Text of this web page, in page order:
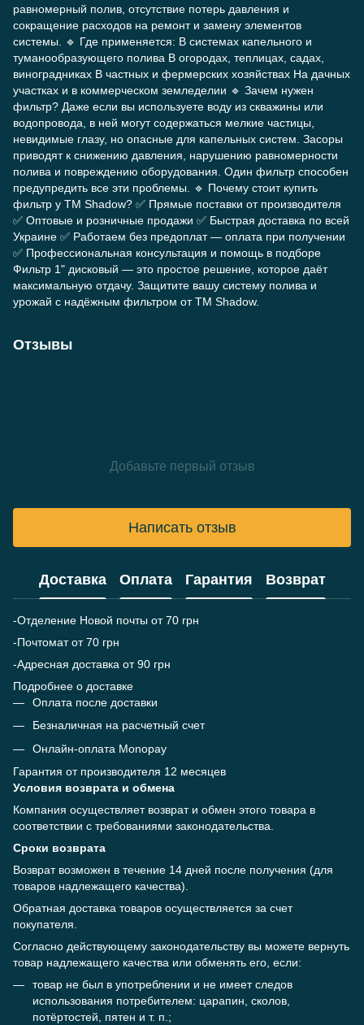
равномерный полив, отсутствие потерь давления и
сокращение расходов на ремонт и замену элементов
системы. 🔹 Где применяется: В системах капельного и
туманообразующего полива В огородах, теплицах, садах,
виноградниках В частных и фермерских хозяйствах На дачных
участках и в коммерческом земледелии 🔹 Зачем нужен
фильтр? Даже если вы используете воду из скважины или
водопровода, в ней могут содержаться мелкие частицы,
невидимые глазу, но опасные для капельных систем. Засоры
приводят к снижению давления, нарушению равномерности
полива и повреждению оборудования. Один фильтр способен
предупредить все эти проблемы. 🔹 Почему стоит купить
фильтр у TM Shadow? ✅ Прямые поставки от производителя
✅ Оптовые и розничные продажи ✅ Быстрая доставка по всей
Украине ✅ Работаем без предоплат — оплата при получении
✅ Профессиональная консультация и помощь в подборе
Фильтр 1" дисковый — это простое решение, которое даёт
максимальную отдачу. Защитите вашу систему полива и
урожай с надёжным фильтром от TM Shadow.
Отзывы
Добавьте первый отзыв
Написать отзыв
Доставка Оплата Гарантия Возврат
-Отделение Новой почты от 70 грн
-Почтомат от 70 грн
-Адресная доставка от 90 грн
Подробнее о доставке
Оплата после доставки
Безналичная на расчетный счет
Онлайн-оплата Monopay
Гарантия от производителя 12 месяцев
Условия возврата и обмена
Компания осуществляет возврат и обмен этого товара в
соответствии с требованиями законодательства.
Сроки возврата
Возврат возможен в течение 14 дней после получения (для
товаров надлежащего качества).
Обратная доставка товаров осуществляется за счет
покупателя.
Согласно действующему законодательству вы можете вернуть
товар надлежащего качества или обменять его, если:
товар не был в употреблении и не имеет следов
использования потребителем: царапин, сколов,
потёртостей, пятен и т. п.;